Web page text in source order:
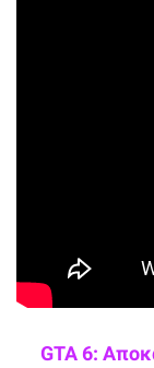
GTA 6: